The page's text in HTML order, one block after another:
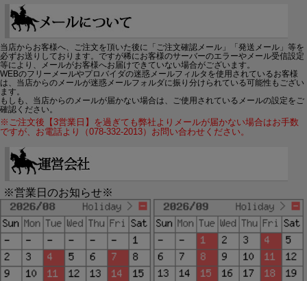
当店からお客様へ、ご注文を頂いた後に「ご注文確認メール」「発送メール」等を
必ずお送りしております。ですが稀にお客様のサーバーのエラーやメール受信設定
等により、メールがお客様へお届けできていない場合がございます。
WEBのフリーメールやプロバイダの迷惑メールフィルタを使用されているお客様
は、当店からのメールが迷惑メールフォルダに振り分けられている可能性もござい
ます。
もしも、当店からのメールが届かない場合は、ご使用されているメールの設定をご
確認ください。
※ご注文後【3営業日】を過ぎても弊社よりメールが届かない場合はお手数
ですが、お電話より（078-332-2013）お問い合わせください。
※営業日のお知らせ※